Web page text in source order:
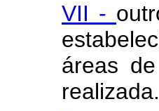
VII -
áreas
realizada.